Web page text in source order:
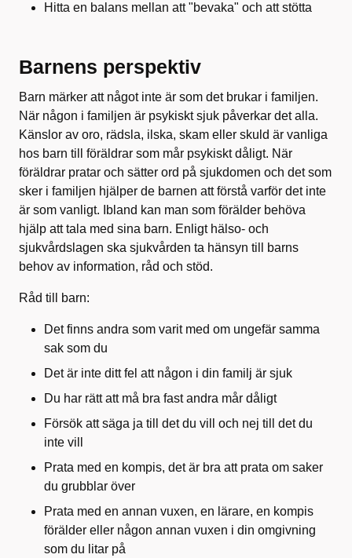
Hitta en balans mellan att "bevaka" och att stötta
Barnens perspektiv
Barn märker att något inte är som det brukar i familjen.
När någon i familjen är psykiskt sjuk påverkar det alla.
Känslor av oro, rädsla, ilska, skam eller skuld är vanliga
hos barn till föräldrar som mår psykiskt dåligt. När
föräldrar pratar och sätter ord på sjukdomen och det som
sker i familjen hjälper de barnen att förstå varför det inte
är som vanligt. Ibland kan man som förälder behöva
hjälp att tala med sina barn. Enligt hälso- och
sjukvårdslagen ska sjukvården ta hänsyn till barns
behov av information, råd och stöd.
Råd till barn:
Det finns andra som varit med om ungefär samma
sak som du
Det är inte ditt fel att någon i din familj är sjuk
Du har rätt att må bra fast andra mår dåligt
Försök att säga ja till det du vill och nej till det du
inte vill
Prata med en kompis, det är bra att prata om saker
du grubblar över
Prata med en annan vuxen, en lärare, en kompis
förälder eller någon annan vuxen i din omgivning
som du litar på